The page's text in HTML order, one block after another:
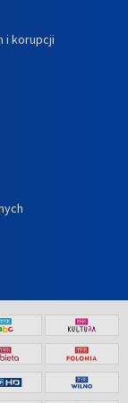
i korupcji